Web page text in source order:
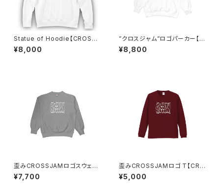
Statue of Hoodie【CROSSJ
AM】
¥8,000
”クロスジャム”ロゴパーカー【C
ROSSJAM】
¥8,800
歪みCROSSJAMロゴスウェッ
ト【CROSSJAM】
¥7,700
歪みCROSSJAMロゴ T【CRO
SSJAM】
¥5,000